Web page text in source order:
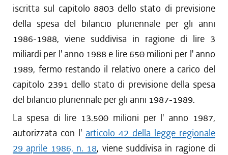
iscritta sul capitolo 8803 dello stato di previsione
della spesa del bilancio pluriennale per gli anni
1986-1988, viene suddivisa in ragione di lire 3
miliardi per l' anno 1988 e lire 650 milioni per l' anno
1989, fermo restando il relativo onere a carico del
capitolo 2391 dello stato di previsione della spesa
del bilancio pluriennale per gli anni 1987-1989.
La spesa di lire 13.500 milioni per l' anno 1987,
autorizzata con l' articolo 42 della legge regionale
29 aprile 1986, n. 18, viene suddivisa in ragione di